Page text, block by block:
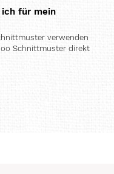
für mein
verwenden
Schnittmuster direkt